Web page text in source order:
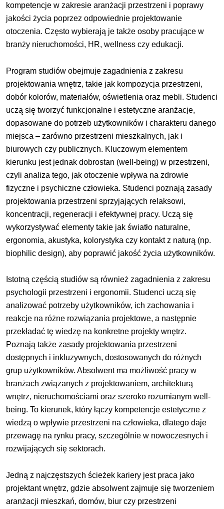
kompetencje w zakresie aranżacji przestrzeni i poprawy
jakości życia poprzez odpowiednie projektowanie
otoczenia. Często wybierają je także osoby pracujące w
branży nieruchomości, HR, wellness czy edukacji.
Program studiów obejmuje zagadnienia z zakresu
projektowania wnętrz, takie jak kompozycja przestrzeni,
dobór kolorów, materiałów, oświetlenia oraz mebli. Studenci
uczą się tworzyć funkcjonalne i estetyczne aranżacje,
dopasowane do potrzeb użytkowników i charakteru danego
miejsca – zarówno przestrzeni mieszkalnych, jak i
biurowych czy publicznych. Kluczowym elementem
kierunku jest jednak dobrostan (well-being) w przestrzeni,
czyli analiza tego, jak otoczenie wpływa na zdrowie
fizyczne i psychiczne człowieka. Studenci poznają zasady
projektowania przestrzeni sprzyjających relaksowi,
koncentracji, regeneracji i efektywnej pracy. Uczą się
wykorzystywać elementy takie jak światło naturalne,
ergonomia, akustyka, kolorystyka czy kontakt z naturą (np.
biophilic design), aby poprawić jakość życia użytkowników.
Istotną częścią studiów są również zagadnienia z zakresu
psychologii przestrzeni i ergonomii. Studenci uczą się
analizować potrzeby użytkowników, ich zachowania i
reakcje na różne rozwiązania projektowe, a następnie
przekładać tę wiedzę na konkretne projekty wnętrz.
Poznają także zasady projektowania przestrzeni
dostępnych i inkluzywnych, dostosowanych do różnych
grup użytkowników. Absolwent ma możliwość pracy w
branżach związanych z projektowaniem, architekturą
wnętrz, nieruchomościami oraz szeroko rozumianym well-
being. To kierunek, który łączy kompetencje estetyczne z
wiedzą o wpływie przestrzeni na człowieka, dlatego daje
przewagę na rynku pracy, szczególnie w nowoczesnych i
rozwijających się sektorach.
Jedną z najczęstszych ścieżek kariery jest praca jako
projektant wnętrz, gdzie absolwent zajmuje się tworzeniem
aranżacji mieszkań, domów, biur czy przestrzeni